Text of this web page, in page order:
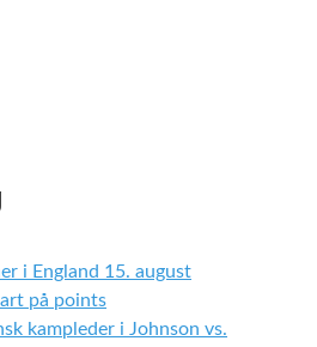
i England 15. august
på points
kampleder i Johnson vs.